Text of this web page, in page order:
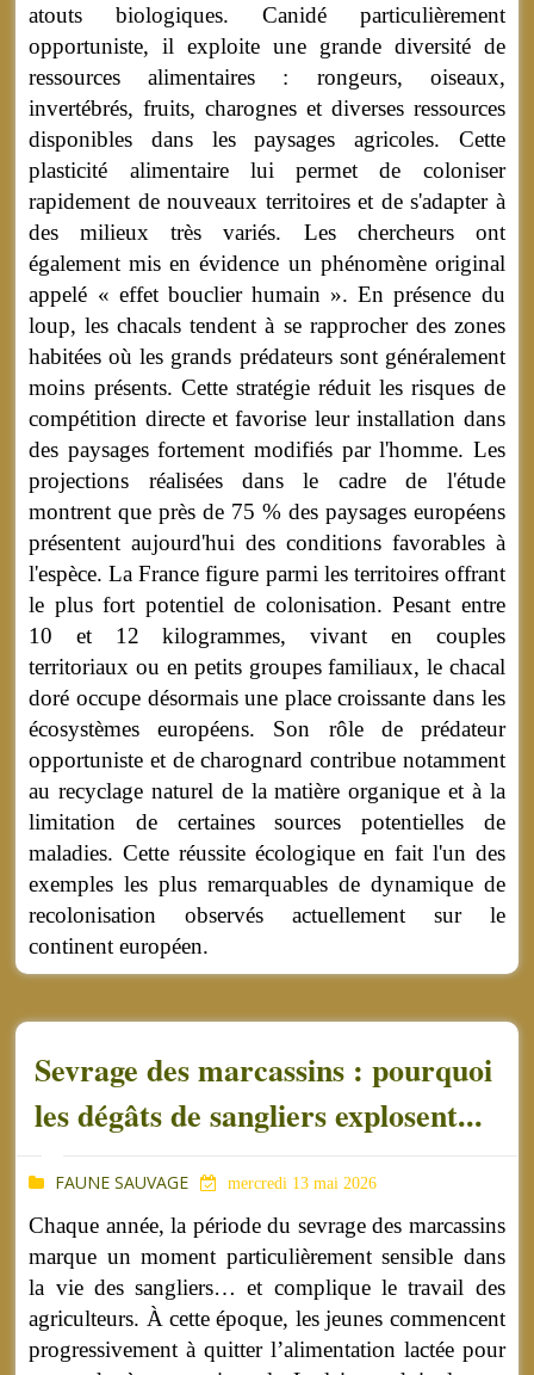
atouts biologiques. Canidé particulièrement
opportuniste, il exploite une grande diversité de
ressources alimentaires : rongeurs, oiseaux,
invertébrés, fruits, charognes et diverses ressources
disponibles dans les paysages agricoles. Cette
plasticité alimentaire lui permet de coloniser
rapidement de nouveaux territoires et de s'adapter à
des milieux très variés. Les chercheurs ont
également mis en évidence un phénomène original
appelé « effet bouclier humain ». En présence du
loup, les chacals tendent à se rapprocher des zones
habitées où les grands prédateurs sont généralement
moins présents. Cette stratégie réduit les risques de
compétition directe et favorise leur installation dans
des paysages fortement modifiés par l'homme. Les
projections réalisées dans le cadre de l'étude
montrent que près de 75 % des paysages européens
présentent aujourd'hui des conditions favorables à
l'espèce. La France figure parmi les territoires offrant
le plus fort potentiel de colonisation. Pesant entre
10 et 12 kilogrammes, vivant en couples
territoriaux ou en petits groupes familiaux, le chacal
doré occupe désormais une place croissante dans les
écosystèmes européens. Son rôle de prédateur
opportuniste et de charognard contribue notamment
au recyclage naturel de la matière organique et à la
limitation de certaines sources potentielles de
maladies. Cette réussite écologique en fait l'un des
exemples les plus remarquables de dynamique de
recolonisation observés actuellement sur le
continent européen.
Sevrage des marcassins : pourquoi
les dégâts de sangliers explosent...
FAUNE SAUVAGE mercredi 13 mai 2026
Chaque année, la période du sevrage des marcassins
marque un moment particulièrement sensible dans
la vie des sangliers… et complique le travail des
agriculteurs. À cette époque, les jeunes commencent
progressivement à quitter l’alimentation lactée pour